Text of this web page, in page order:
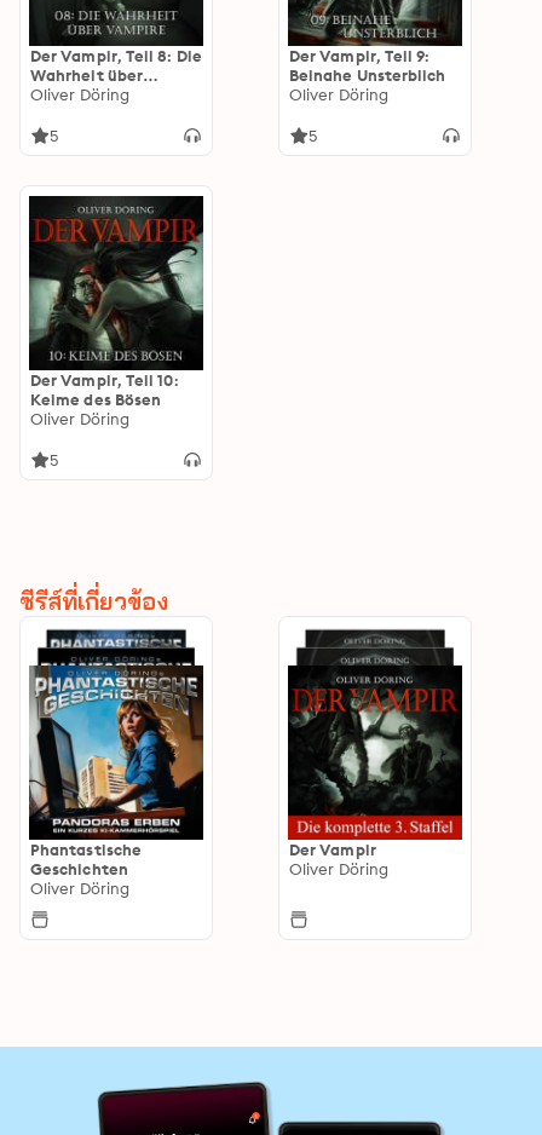
Der Vampir, Teil 8: Die
Wahrheit über
Vampire
Oliver Döring
5
Der Vampir, Teil 9:
Beinahe Unsterblich
Oliver Döring
5
Der Vampir, Teil 10:
Keime des Bösen
Oliver Döring
5
ซีรีส์ที่เกี่ยวข้อง
Phantastische
Geschichten
Oliver Döring
Der Vampir
Oliver Döring